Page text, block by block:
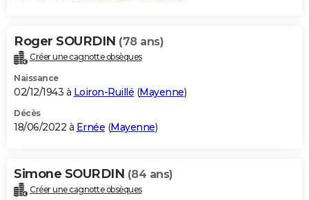
Roger SOURDIN (78 ans)
Créer une cagnotte obsèques
Naissance
02/12/1943 à Loiron-Ruillé (Mayenne)
Décès
18/06/2022 à Ernée (Mayenne)
Simone SOURDIN (84 ans)
Créer une cagnotte obsèques